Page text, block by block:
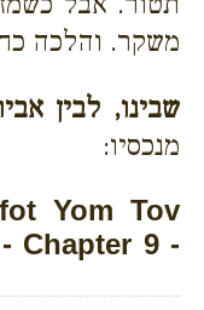
משקר. והלכה
שבינו, לבין
מנכסיו:
Yom Tov
Chapter 9 -